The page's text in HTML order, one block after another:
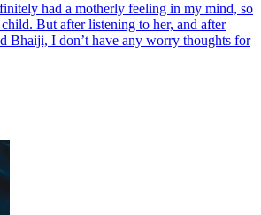
had a motherly feeling in my mind, so
But after listening to her, and after
Bhaiji, I don’t have any worry thoughts for